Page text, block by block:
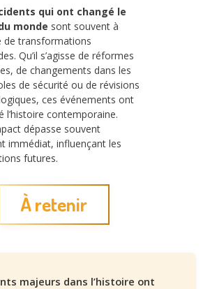
qui ont changé le
monde sont souvent à
de transformations
Qu’il s’agisse de réformes
de changements dans les
de sécurité ou de révisions
ces événements ont
l’histoire contemporaine.
dépasse souvent
immédiat, influençant les
futures.
À retenir
majeurs dans l’histoire ont